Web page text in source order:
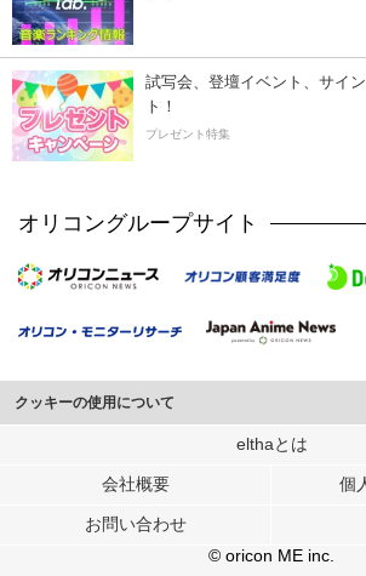
試写会、登壇イベント、サイ
ト！
プレゼント特集
オリコングループサイト
クッキーの使用について
このサイトでは Cookie を使用して、ユーザーに合わ
行っています。
メディアや広告配信、データ解析の各パートナーに提
各パートナーは、この情報とユーザーが各パートナ
ユーザーが各パートナーのサービスを使用したとき
elthaとは
会社概要 個
お問い合わせ
© oricon ME inc.